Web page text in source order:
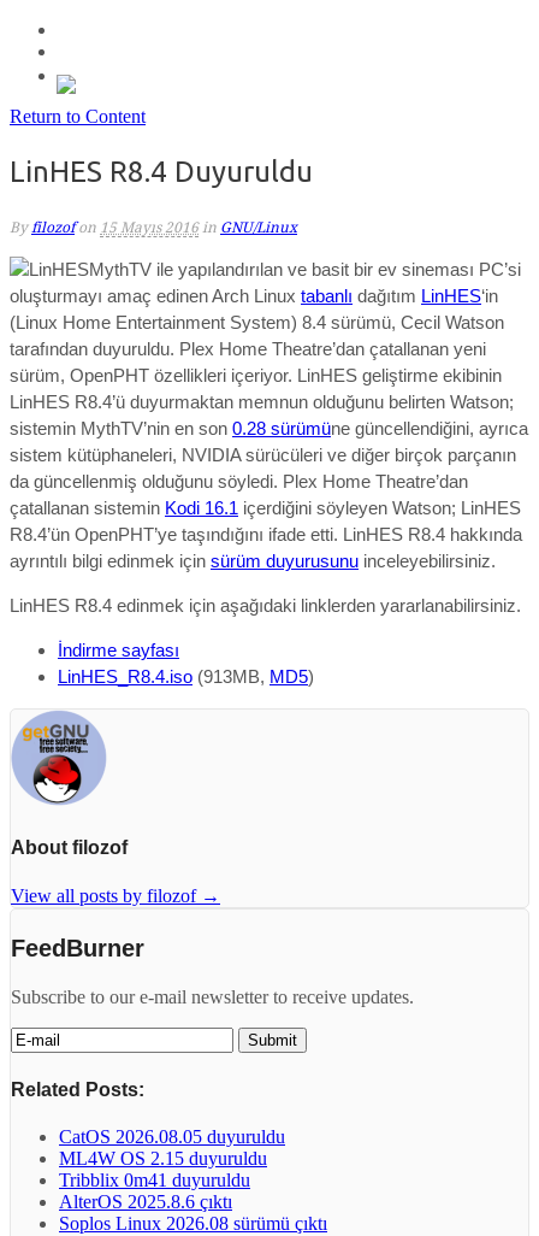
Return to Content
LinHES R8.4 Duyuruldu
By filozof on 15 Mayıs 2016 in GNU/Linux
MythTV ile yapılandırılan ve basit bir ev sineması PC’si
oluşturmayı amaç edinen Arch Linux tabanlı dağıtım LinHES‘in
(Linux Home Entertainment System) 8.4 sürümü, Cecil Watson
tarafından duyuruldu. Plex Home Theatre’dan çatallanan yeni
sürüm, OpenPHT özellikleri içeriyor. LinHES geliştirme ekibinin
LinHES R8.4’ü duyurmaktan memnun olduğunu belirten Watson;
sistemin MythTV’nin en son 0.28 sürümüne güncellendiğini, ayrıca
sistem kütüphaneleri, NVIDIA sürücüleri ve diğer birçok parçanın
da güncellenmiş olduğunu söyledi. Plex Home Theatre’dan
çatallanan sistemin Kodi 16.1 içerdiğini söyleyen Watson; LinHES
R8.4’ün OpenPHT’ye taşındığını ifade etti. LinHES R8.4 hakkında
ayrıntılı bilgi edinmek için sürüm duyurusunu inceleyebilirsiniz.
LinHES R8.4 edinmek için aşağıdaki linklerden yararlanabilirsiniz.
İndirme sayfası
LinHES_R8.4.iso (913MB, MD5)
About filozof
View all posts by filozof →
FeedBurner
Subscribe to our e-mail newsletter to receive updates.
Related Posts:
CatOS 2026.08.05 duyuruldu
ML4W OS 2.15 duyuruldu
Tribblix 0m41 duyuruldu
AlterOS 2025.8.6 çıktı
Soplos Linux 2026.08 sürümü çıktı